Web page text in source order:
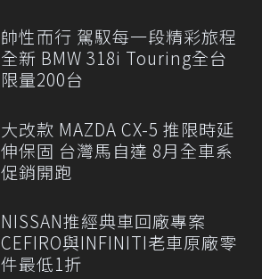
帥性而行 駕馭每一段精彩旅程
全新 BMW 318i Touring全台
限量200台
大改款 MAZDA CX-5 推限時延
伸保固 台灣馬自達 8月全車系
促銷開跑
NISSAN推經典車回廠專案
CEFIRO與INFINITI老車原廠零
件最低1折